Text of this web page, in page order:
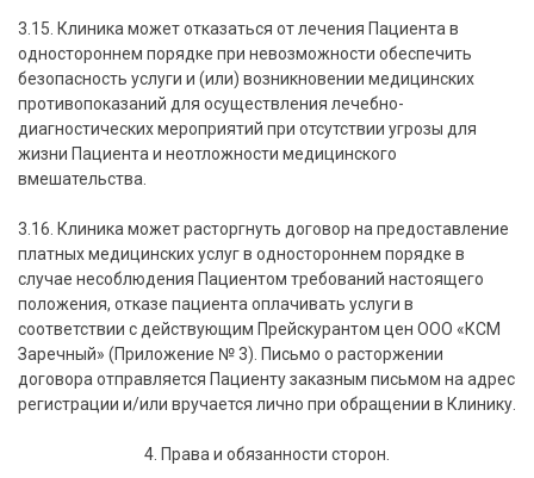
3.15. Клиника может отказаться от лечения Пациента в
одностороннем порядке при невозможности обеспечить
безопасность услуги и (или) возникновении медицинских
противопоказаний для осуществления лечебно-
диагностических мероприятий при отсутствии угрозы для
жизни Пациента и неотложности медицинского
вмешательства.
3.16. Клиника может расторгнуть договор на предоставление
платных медицинских услуг в одностороннем порядке в
случае несоблюдения Пациентом требований настоящего
положения, отказе пациента оплачивать услуги в
соответствии с действующим Прейскурантом цен ООО «КСМ
Заречный» (Приложение № 3). Письмо о расторжении
договора отправляется Пациенту заказным письмом на адрес
регистрации и/или вручается лично при обращении в Клинику.
4. Права и обязанности сторон.